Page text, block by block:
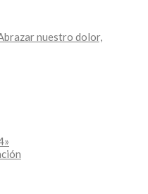
nuestro dolor,